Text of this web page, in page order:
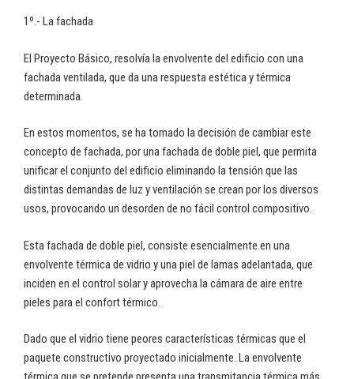
1º.- La fachada
El Proyecto Básico, resolvía la envolvente del edificio con una
fachada ventilada, que da una respuesta estética y térmica
determinada.
En estos momentos, se ha tomado la decisión de cambiar este
concepto de fachada, por una fachada de doble piel, que permita
unificar el conjunto del edificio eliminando la tensión que las
distintas demandas de luz y ventilación se crean por los diversos
usos, provocando un desorden de no fácil control compositivo.
Esta fachada de doble piel, consiste esencialmente en una
envolvente térmica de vidrio y una piel de lamas adelantada, que
inciden en el control solar y aprovecha la cámara de aire entre
pieles para el confort térmico.
Dado que el vidrio tiene peores características térmicas que el
paquete constructivo proyectado inicialmente. La envolvente